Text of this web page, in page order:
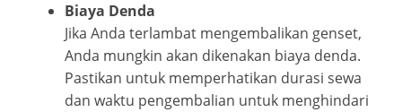
Biaya Denda
Jika Anda terlambat mengembalikan genset,
Anda mungkin akan dikenakan biaya denda.
Pastikan untuk memperhatikan durasi sewa
dan waktu pengembalian untuk menghindari